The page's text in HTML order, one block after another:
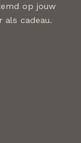
op jouw
als cadeau.